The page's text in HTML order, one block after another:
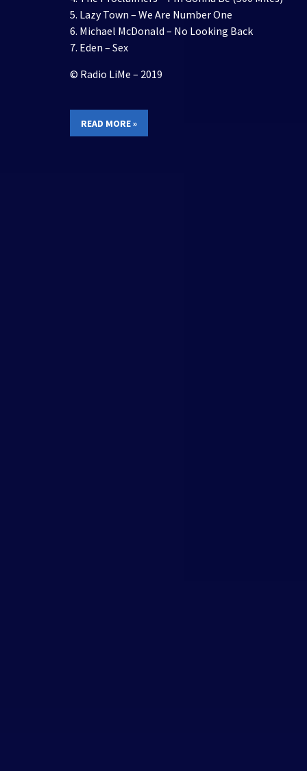
5. Lazy Town – We Are Number One
6. Michael McDonald – No Looking Back
7. Eden – Sex
© Radio LiMe – 2019
READ MORE »